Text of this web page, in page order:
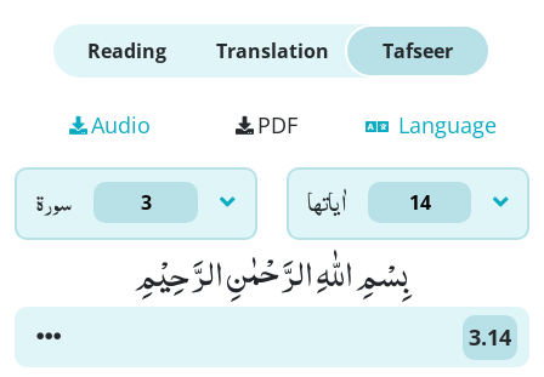
Reading Translation Tafseer
Audio PDF Language
سورۃ 3 اٰياتها 14
بِسْمِ اللّٰهِ الرَّحْمٰنِ الرَّحِیْمِ
3.14